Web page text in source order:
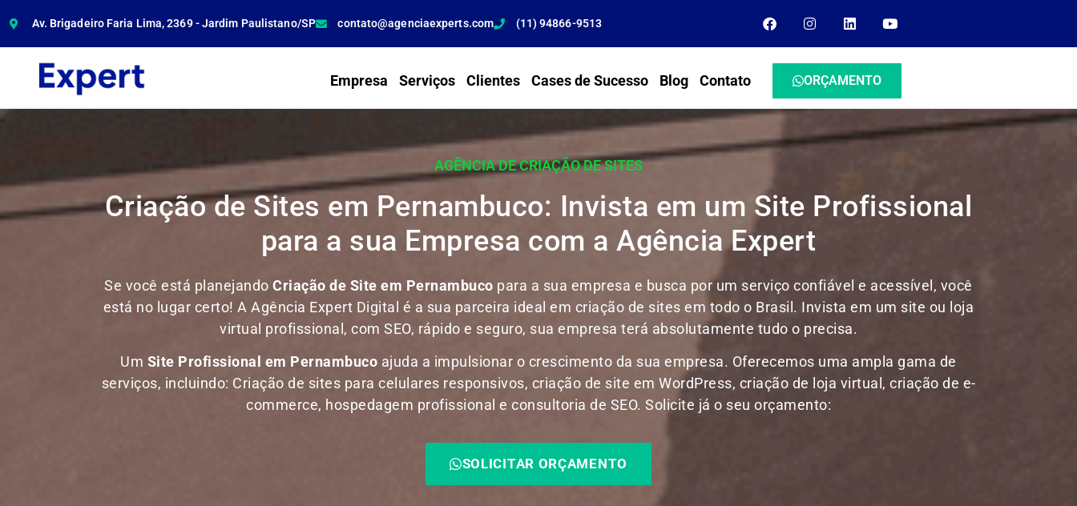
Av. Brigadeiro Faria Lima, 2369 - Jardim Paulistano/SP contato@agenciaexperts.com (11) 94866-9513
Empresa Serviços Clientes Cases de Sucesso Blog Contato ORÇAMENTO
AGÊNCIA DE CRIAÇÃO DE SITES
Criação de Sites em Pernambuco: Invista em um Site Profissional
para a sua Empresa com a Agência Expert
Se você está planejandoCriação de Site em Pernambuco para a sua empresa e busca por um serviço confiável e acessível, você
está no lugar certo! A Agência Expert Digital é a sua parceira ideal em criação de sites em todo o Brasil. Invista em um site ou loja
virtual profissional, com SEO, rápido e seguro, sua empresa terá absolutamente tudo o precisa.
Um Site Profissional em Pernambuco ajuda a impulsionar o crescimento da sua empresa. Oferecemos uma ampla gama de
serviços, incluindo: Criação de sites para celulares responsivos, criação de site em WordPress, criação de loja virtual, criação de e-
commerce, hospedagem profissional e consultoria de SEO. Solicite já o seu orçamento:
SOLICITAR ORÇAMENTO